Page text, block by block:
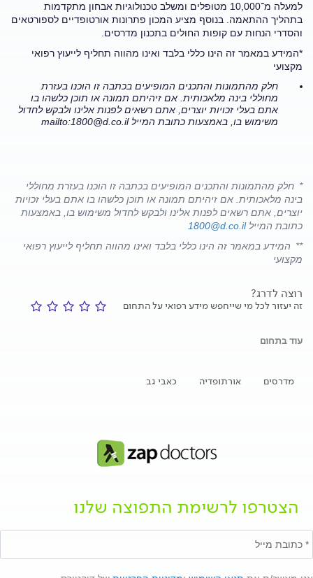
למעלה מ־10,000 מטופלים ומשלב טכנולוגיות אבחון מתקדמות
בתהליך ההתאמה. בנוסף מציע המכון פתרונות אורטופדיים לספורטאים
והסדרי הנחות עם קופות החולים בתכנון מדרסים.
*המידע במאמר זה הינו כללי בלבד ואינו מהווה תחליף לייעוץ רפואי
מקצועי
חלק מהתמונות והתכנים המופיעים בכתבה זו הוכנו בעזרת
מחוללי בינה מלאכותית. אם זיהיתם תמונה או תוכן כלשהו בו
אתם בעלי זכויות יוצרים, אתם רשאים לפנות אלינו ולבקש לחדול
משימוש בו, באמצעות כתובת המיילmailto:
1800@d.co.il
* חלק מהתמונות והתכנים המופיעים בכתבה זו הוכנו בעזרת מחוללי
בינה מלאכותית. אם זיהיתם תמונה או תוכן כלשהו בו אתם בעלי זכויות
יוצרים, אתם רשאים לפנות אלינו ולבקש לחדול משימוש בו, באמצעות
כתובת המייל 1800@d.co.il
** המידע במאמר זה הינו כללי בלבד ואינו מהווה תחליף לייעוץ רפואי
מקצועי
רוצה לדרג?
זה יעזור לכל מי שייחפש מידע רפואי על התחום
עוד בתחום
מדרסים אורתופדיה כאבי גב
הצטרפו לרשימת התפוצה שלנו